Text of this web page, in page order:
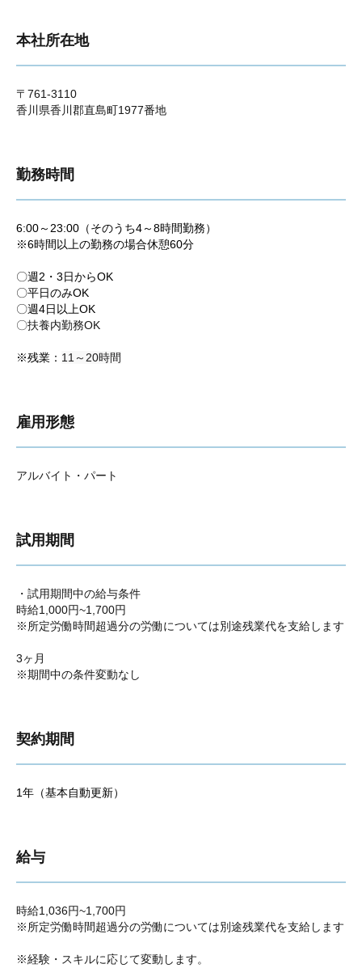
本社所在地
〒761-3110
香川県香川郡直島町1977番地
勤務時間
6:00～23:00（そのうち4～8時間勤務）
※6時間以上の勤務の場合休憩60分
〇週2・3日からOK
〇平日のみOK
〇週4日以上OK
〇扶養内勤務OK
※残業： 11～20時間
雇用形態
アルバイト・パート
試用期間
・試用期間中の給与条件
時給1,000円~1,700円
※所定労働時間超過分の労働については別途残業代を支給します
3ヶ月
※期間中の条件変動なし
契約期間
1年（基本自動更新）
給与
時給1,036円~1,700円
※所定労働時間超過分の労働については別途残業代を支給します
※経験・スキルに応じて変動します。